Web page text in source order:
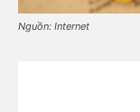
Nguồn: Internet